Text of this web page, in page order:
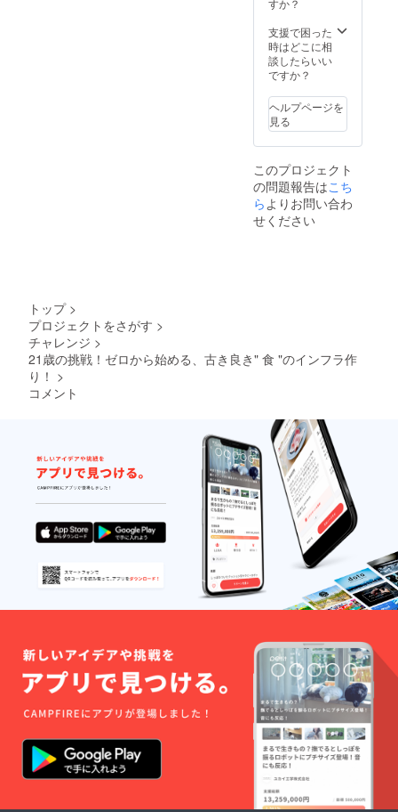
由にし
ていた
だいて
かまい
ん！
具や農
作業の
用意し
てあり
ます。
持参し
いらし
目の午
前中は
畑や島
内を案
内させ
ていた
だきま
す！ ＊
日程
2022年
8月頃
所 壱
岐島
来派カ
ゾク農
園の裏
山 ＊人
数 ひ
とつの
リター
ンで3名
まで。
(車で来
だける
ニール
できれ
いに包
装はし
ん。そ
の分美
味しく
見える
全力で
してま
す！ ＊
天候等
の影響
があり
メージ
です
してい
ない、
農家さ
んがこ
て作っ
たお野
菜をセ
レクト
届けし
ます。
できる
限りプ
ラス
並ぶよ
装はし
てませ
ん。そ
の分美
味しく
見える
工夫を
全力で
してま
す！ ＊
天候等
の影響
によ
り、お
期や野
菜の内
容が変
更する
可能性
があり
ます。
＊画像
はイ
です。
すか？
支援で困った
時はどこに相
談したらいい
ですか？
ヘルプページを
見る
このプロジェクト
の問題報告はこち
らよりお問い合わ
せください
トップ >
プロジェクトをさがす >
チャレンジ >
21歳の挑戦！ゼロから始める、古き良き" 食 "のインフラ作
り！ >
コメント